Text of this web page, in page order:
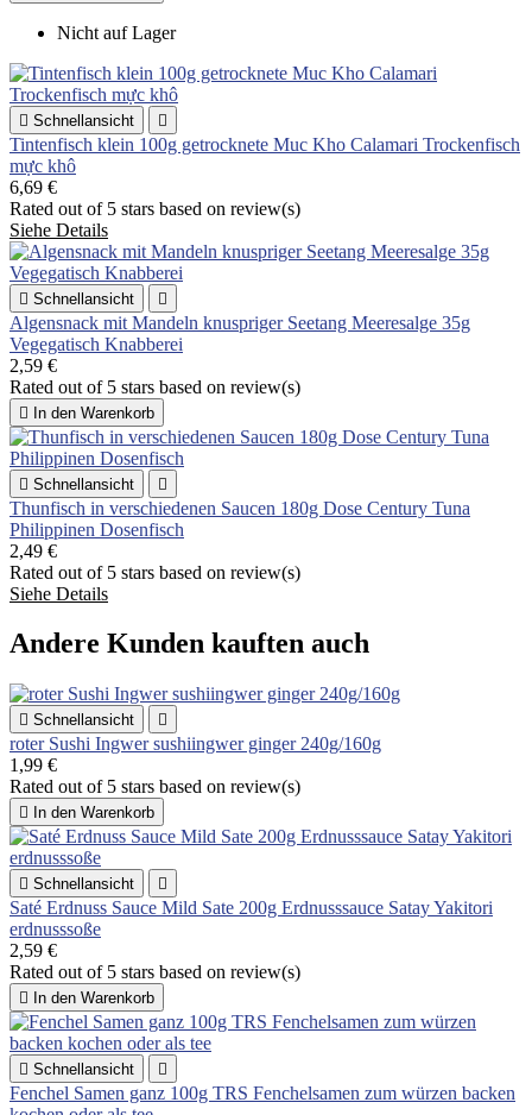
Nicht auf Lager
 Schnellansicht 
Tintenfisch klein 100g getrocknete Muc Kho Calamari Trockenfisch
mực khô
6,69 €
Rated out of 5 stars based on review(s)
Siehe Details
 Schnellansicht 
Algensnack mit Mandeln knuspriger Seetang Meeresalge 35g
Vegegatisch Knabberei
2,59 €
Rated out of 5 stars based on review(s)
 In den Warenkorb
 Schnellansicht 
Thunfisch in verschiedenen Saucen 180g Dose Century Tuna
Philippinen Dosenfisch
2,49 €
Rated out of 5 stars based on review(s)
Siehe Details
Andere Kunden kauften auch
 Schnellansicht 
roter Sushi Ingwer sushiingwer ginger 240g/160g
1,99 €
Rated out of 5 stars based on review(s)
 In den Warenkorb
 Schnellansicht 
Saté Erdnuss Sauce Mild Sate 200g Erdnusssauce Satay Yakitori
erdnusssoße
2,59 €
Rated out of 5 stars based on review(s)
 In den Warenkorb
 Schnellansicht 
Fenchel Samen ganz 100g TRS Fenchelsamen zum würzen backen